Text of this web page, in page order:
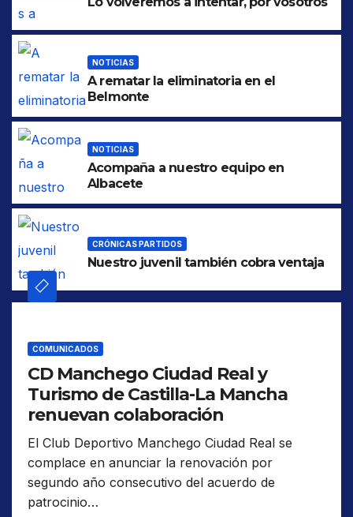
NOTICIAS
A rematar la eliminatoria en el
Belmonte
NOTICIAS
Acompaña a nuestro equipo en
Albacete
CRÓNICAS PARTIDOS
Nuestro juvenil también cobra ventaja
COMUNICADOS
CD Manchego Ciudad Real y
Turismo de Castilla-La Mancha
renuevan colaboración
El Club Deportivo Manchego Ciudad Real se
complace en anunciar la renovación por
segundo año consecutivo del acuerdo de
patrocinio…